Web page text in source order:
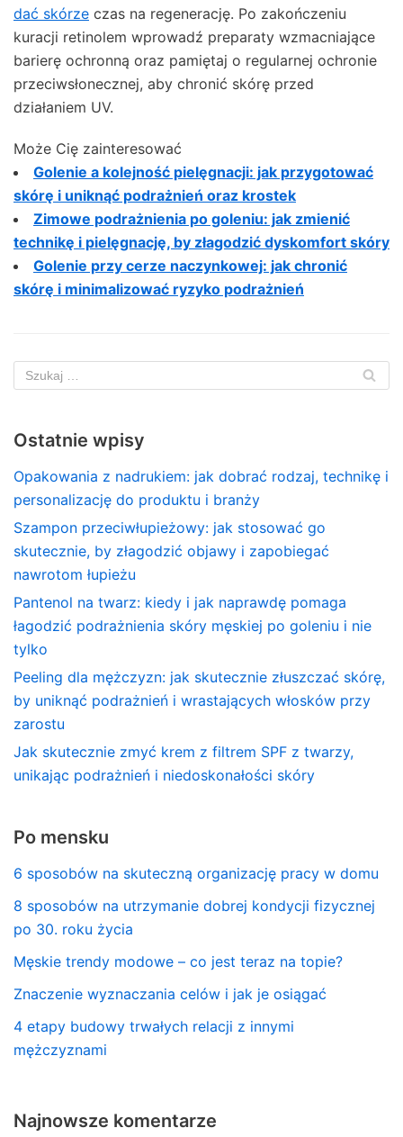
dać skórze czas na regenerację. Po zakończeniu
kuracji retinolem wprowadź preparaty wzmacniające
barierę ochronną oraz pamiętaj o regularnej ochronie
przeciwsłonecznej, aby chronić skórę przed
działaniem UV.
Może Cię zainteresować
Golenie a kolejność pielęgnacji: jak przygotować
skórę i uniknąć podrażnień oraz krostek
Zimowe podrażnienia po goleniu: jak zmienić
technikę i pielęgnację, by złagodzić dyskomfort skóry
Golenie przy cerze naczynkowej: jak chronić
skórę i minimalizować ryzyko podrażnień
Ostatnie wpisy
Opakowania z nadrukiem: jak dobrać rodzaj, technikę i
personalizację do produktu i branży
Szampon przeciwłupieżowy: jak stosować go
skutecznie, by złagodzić objawy i zapobiegać
nawrotom łupieżu
Pantenol na twarz: kiedy i jak naprawdę pomaga
łagodzić podrażnienia skóry męskiej po goleniu i nie
tylko
Peeling dla mężczyzn: jak skutecznie złuszczać skórę,
by uniknąć podrażnień i wrastających włosków przy
zarostu
Jak skutecznie zmyć krem z filtrem SPF z twarzy,
unikając podrażnień i niedoskonałości skóry
Po mensku
6 sposobów na skuteczną organizację pracy w domu
8 sposobów na utrzymanie dobrej kondycji fizycznej
po 30. roku życia
Męskie trendy modowe – co jest teraz na topie?
Znaczenie wyznaczania celów i jak je osiągać
4 etapy budowy trwałych relacji z innymi
mężczyznami
Najnowsze komentarze